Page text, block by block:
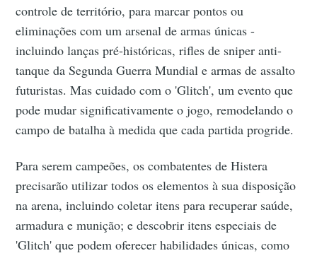
controle de território, para marcar pontos ou
eliminações com um arsenal de armas únicas -
incluindo lanças pré-históricas, rifles de sniper anti-
tanque da Segunda Guerra Mundial e armas de assalto
futuristas. Mas cuidado com o 'Glitch', um evento que
pode mudar significativamente o jogo, remodelando o
campo de batalha à medida que cada partida progride.
Para serem campeões, os combatentes de Histera
precisarão utilizar todos os elementos à sua disposição
na arena, incluindo coletar itens para recuperar saúde,
armadura e munição; e descobrir itens especiais de
'Glitch' que podem oferecer habilidades únicas, como